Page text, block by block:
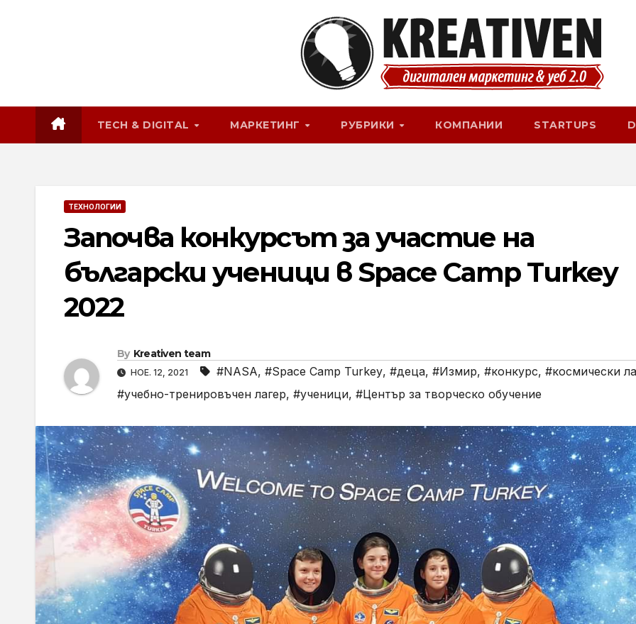
TECH & DIGITAL МАРКЕТИНГ РУБРИКИ КОМПАНИИ STARTUPS
ТЕХНОЛОГИИ
Започва конкурсът за участие на
български ученици в Space Camp Turkey
2022
By Kreativen team
НОЕ. 12, 2021 #NASA, #Space Camp Turkey, #деца, #Измир, #конкурс, #космически
#учебно-тренировъчен лагер, #ученици, #Център за творческо обучение